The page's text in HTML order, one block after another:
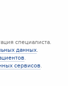
специалиста.
данных.
.
сервисов.